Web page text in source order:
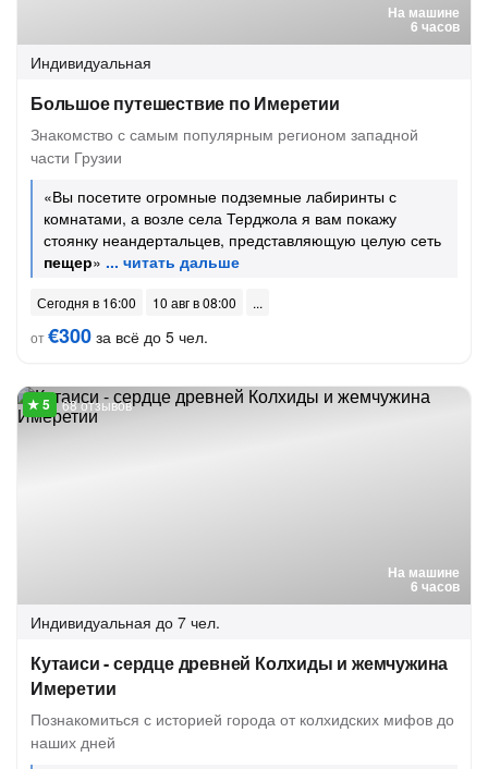
На машине
6 часов
Индивидуальная
Большое путешествие по Имеретии
Знакомство с самым популярным регионом западной
части Грузии
«Вы посетите огромные подземные лабиринты с
комнатами, а возле села Терджола я вам покажу
стоянку неандертальцев, представляющую целую сеть
пещер»
Сегодня в 16:00
10 авг в 08:00
от€300 за всё до 5 чел.
На машине
6 часов
68 отзывов
Индивидуальная до 7 чел.
Кутаиси - сердце древней Колхиды и жемчужина
Имеретии
Познакомиться с историей города от колхидских мифов до
наших дней